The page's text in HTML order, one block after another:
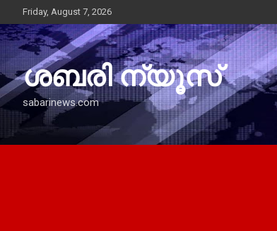
to
content
Friday, August 7, 2026
ശബരി ന്യൂസ്
sabarinews.com